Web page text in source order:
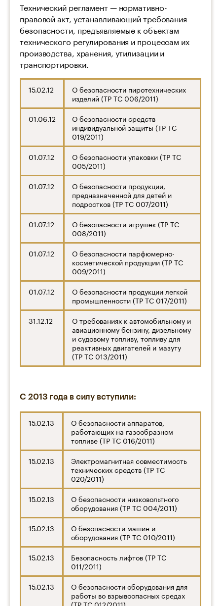
Технический регламент — нормативно-
правовой акт, устанавливающий требования
безопасности, предъявляемые к объектам
технического регулирования и процессам их
производства, хранения, утилизации и
транспортировки.
15.02.12
О безопасности пиротехнических
изделий (ТР ТС 006/2011)
01.06.12
О безопасности средств
индивидуальной защиты (ТР ТС
019/2011)
01.07.12
О безопасности упаковки (ТР ТС
005/2011)
01.07.12
О безопасности продукции,
предназначенной для детей и
подростков (ТР ТС 007/2011)
01.07.12
О безопасности игрушек (ТР ТС
008/2011)
01.07.12
О безопасности парфюмерно-
косметической продукции (ТР ТС
009/2011)
01.07.12
О безопасности продукции легкой
промышленности (ТР ТС 017/2011)
31.12.12
О требованиях к автомобильному и
авиационному бензину, дизельному
и судовому топливу, топливу для
реактивных двигателей и мазуту
(ТР ТС 013/2011)
С 2013 года в силу вступили:
15.02.13
О безопасности аппаратов,
работающих на газообразном
топливе (ТР ТС 016/2011)
15.02.13
Электромагнитная совместимость
технических средств (ТР ТС
020/2011)
15.02.13
О безопасности низковольтного
оборудования (ТР ТС 004/2011)
15.02.13
О безопасности машин и
оборудования (ТР ТС 010/2011)
15.02.13
Безопасность лифтов (ТР ТС
011/2011)
15.02.13
О безопасности оборудования для
работы во взрывоопасных средах